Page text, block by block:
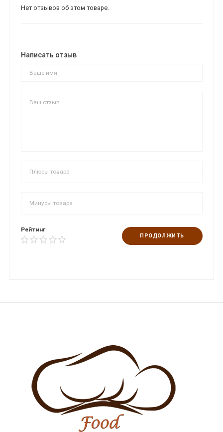
Нет отзывов об этом товаре.
Написать отзыв
Рейтинг
ПРОДОЛЖИТЬ